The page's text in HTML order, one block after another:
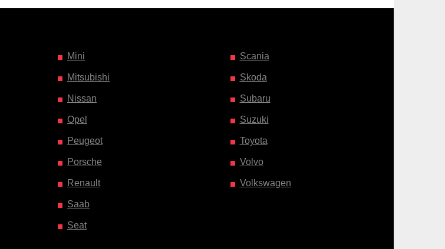
Mini
Mitsubishi
Nissan
Opel
Peugeot
Porsche
Renault
Saab
Seat
Scania
Skoda
Subaru
Suzuki
Toyota
Volvo
Volkswagen